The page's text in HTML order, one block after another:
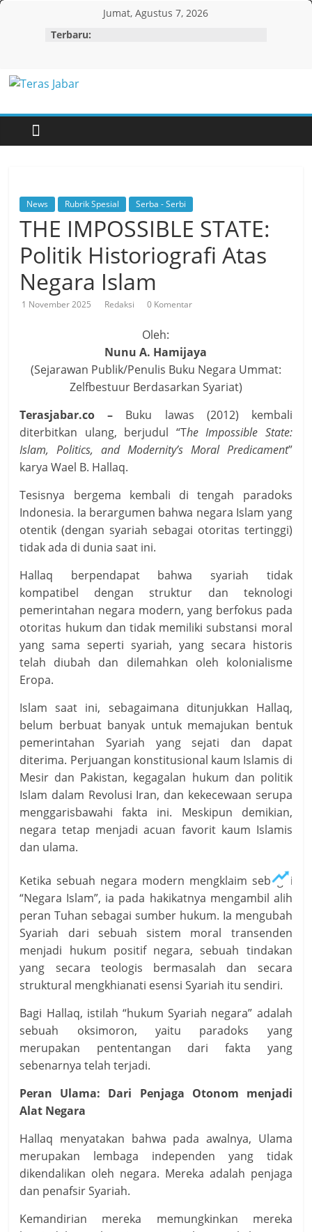
Skip
Jumat, Agustus 7, 2026
Terbaru:
Teras
Jabar
News Rubrik Spesial Serba - Serbi
THE IMPOSSIBLE STATE:
Politik Historiografi Atas
Negara Islam
1 November 2025 Redaksi 0 Komentar
Oleh:
Nunu A. Hamijaya
(Sejarawan Publik/Penulis Buku Negara Ummat:
Zelfbestuur Berdasarkan Syariat)
Terasjabar.co – Buku lawas (2012) kembali
diterbitkan ulang, berjudul “The Impossible State:
Islam, Politics, and Modernity’s Moral Predicament”
karya Wael B. Hallaq.
Tesisnya bergema kembali di tengah paradoks
Indonesia. Ia berargumen bahwa negara Islam yang
otentik (dengan syariah sebagai otoritas tertinggi)
tidak ada di dunia saat ini.
Hallaq berpendapat bahwa syariah tidak
kompatibel dengan struktur dan teknologi
pemerintahan negara modern, yang berfokus pada
otoritas hukum dan tidak memiliki substansi moral
yang sama seperti syariah, yang secara historis
telah diubah dan dilemahkan oleh kolonialisme
Eropa.
Islam saat ini, sebagaimana ditunjukkan Hallaq,
belum berbuat banyak untuk memajukan bentuk
pemerintahan Syariah yang sejati dan dapat
diterima. Perjuangan konstitusional kaum Islamis di
Mesir dan Pakistan, kegagalan hukum dan politik
Islam dalam Revolusi Iran, dan kekecewaan serupa
menggarisbawahi fakta ini. Meskipun demikian,
negara tetap menjadi acuan favorit kaum Islamis
dan ulama.
Ketika sebuah negara modern mengklaim sebagai
“Negara Islam”, ia pada hakikatnya mengambil alih
peran Tuhan sebagai sumber hukum. Ia mengubah
Syariah dari sebuah sistem moral transenden
menjadi hukum positif negara, sebuah tindakan
yang secara teologis bermasalah dan secara
struktural mengkhianati esensi Syariah itu sendiri.
Bagi Hallaq, istilah “hukum Syariah negara” adalah
sebuah oksimoron, yaitu paradoks yang
merupakan pententangan dari fakta yang
sebenarnya telah terjadi.
Peran Ulama: Dari Penjaga Otonom menjadi
Alat Negara
Hallaq menyatakan bahwa pada awalnya, Ulama
merupakan lembaga independen yang tidak
dikendalikan oleh negara. Mereka adalah penjaga
dan penafsir Syariah.
Kemandirian mereka memungkinkan mereka